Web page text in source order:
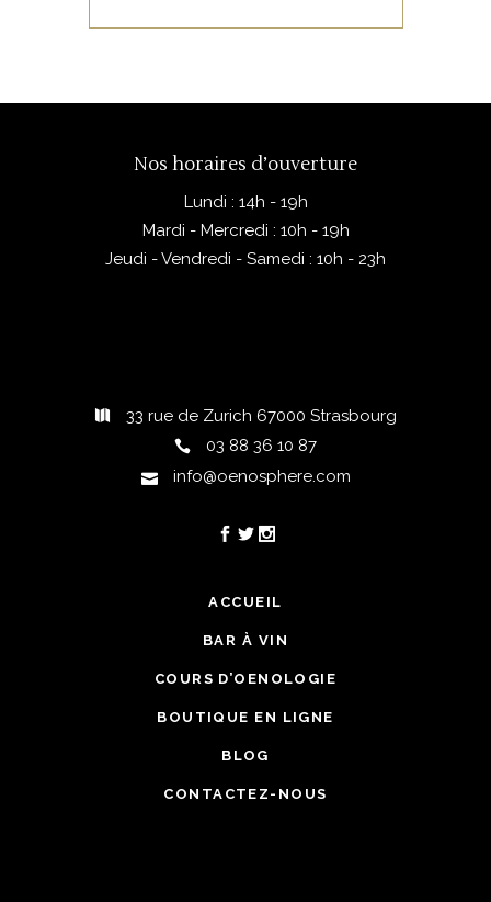
Nos horaires d’ouverture
Lundi : 14h - 19h
Mardi - Mercredi : 10h - 19h
Jeudi - Vendredi - Samedi : 10h - 23h
33 rue de Zurich 67000 Strasbourg
03 88 36 10 87
info@oenosphere.com
ACCUEIL
BAR À VIN
COURS D’OENOLOGIE
BOUTIQUE EN LIGNE
BLOG
CONTACTEZ-NOUS